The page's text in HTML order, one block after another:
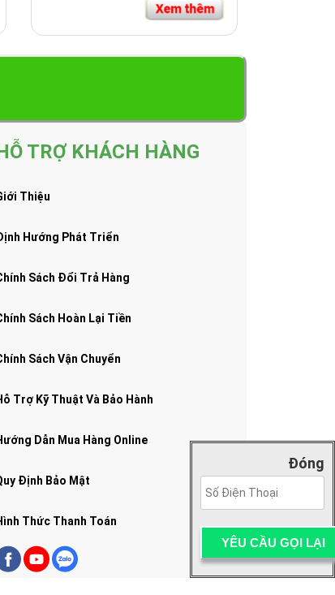
TRỢ KHÁCH HÀNG
Thiệu
Hướng Phát Triển
Sách Đổi Trả Hàng
Sách Hoàn Lại Tiền
Sách Vận Chuyển
Trợ Kỹ Thuật Và Bảo Hành
Dẫn Mua Hàng Online
Định Bảo Mật
Thức Thanh Toán
Đóng